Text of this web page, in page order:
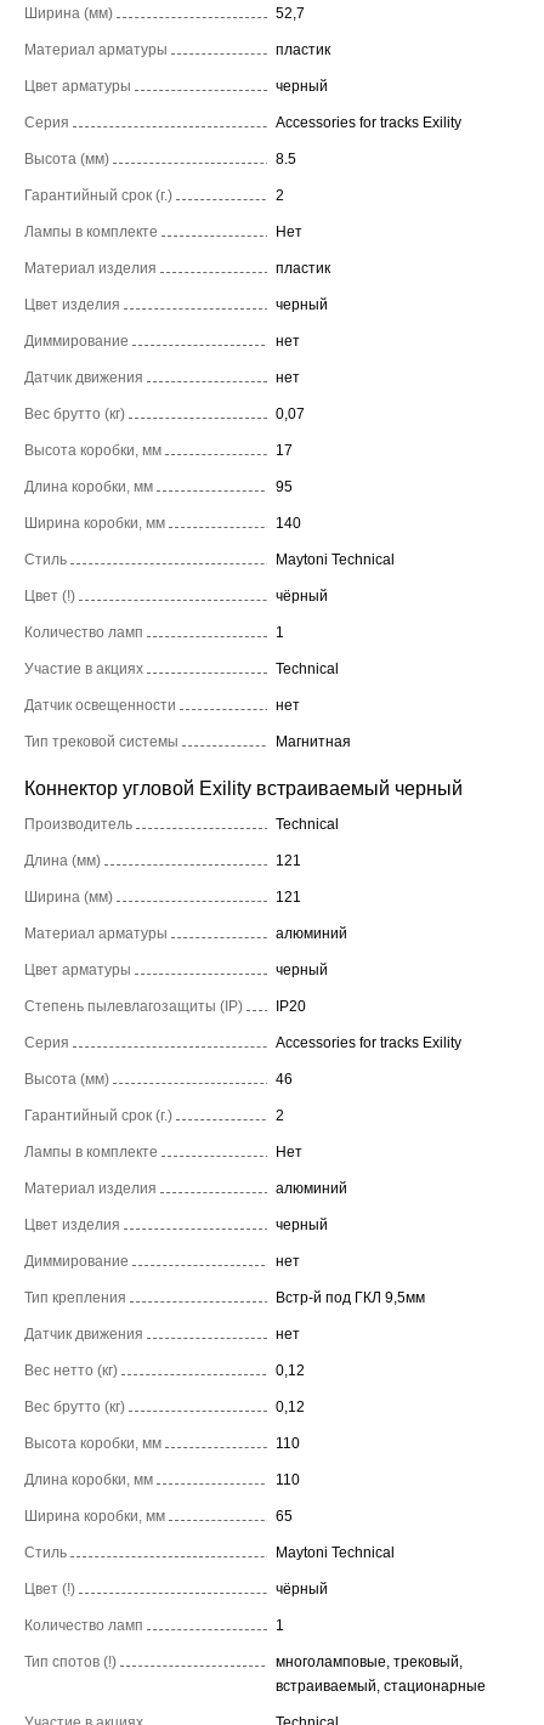
Ширина (мм) 52,7
Материал арматуры пластик
Цвет арматуры черный
Серия Accessories for tracks Exility
Высота (мм) 8.5
Гарантийный срок (г.) 2
Лампы в комплекте Нет
Материал изделия пластик
Цвет изделия черный
Диммирование нет
Датчик движения нет
Вес брутто (кг) 0,07
Высота коробки, мм 17
Длина коробки, мм 95
Ширина коробки, мм 140
Стиль Maytoni Technical
Цвет (!) чёрный
Количество ламп 1
Участие в акциях Technical
Датчик освещенности нет
Тип трековой системы Магнитная
Коннектор угловой Exility встраиваемый черный
Производитель Technical
Длина (мм) 121
Ширина (мм) 121
Материал арматуры алюминий
Цвет арматуры черный
Степень пылевлагозащиты (IP) IP20
Серия Accessories for tracks Exility
Высота (мм) 46
Гарантийный срок (г.) 2
Лампы в комплекте Нет
Материал изделия алюминий
Цвет изделия черный
Диммирование нет
Тип крепления Встр-й под ГКЛ 9,5мм
Датчик движения нет
Вес нетто (кг) 0,12
Вес брутто (кг) 0,12
Высота коробки, мм 110
Длина коробки, мм 110
Ширина коробки, мм 65
Стиль Maytoni Technical
Цвет (!) чёрный
Количество ламп 1
Тип спотов (!)
многоламповые, трековый,
встраиваемый, стационарные